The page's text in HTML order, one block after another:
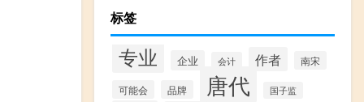
标签
专业 企业 会计 作者 南宋
可能会 品牌 唐代 国子监